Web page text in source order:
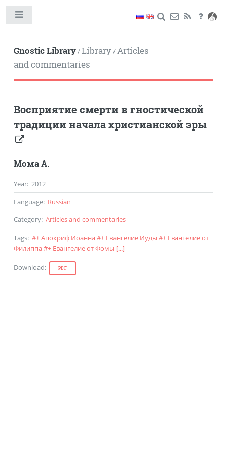
Gnostic Library/Library/Articles
and commentaries
Восприятие смерти в гностической
традиции начала христианской эры
Мома А.
Year: 2012
Language: Russian
Category: Articles and commentaries
Tags: #+ Апокриф Иоанна#+ Евангелие Иуды #+ Евангелие от
Филиппа#+ Евангелие от Фомы [...]
Download: PDF